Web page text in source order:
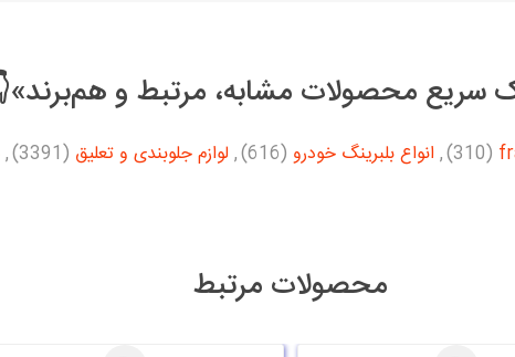
سریع محصولات مشابه، مرتبط و
(310)
, انواع بلبرینگ خودرو (616)
,لوازم جلوبندی و تعلیق (3391)
,
محصولات مرتبط